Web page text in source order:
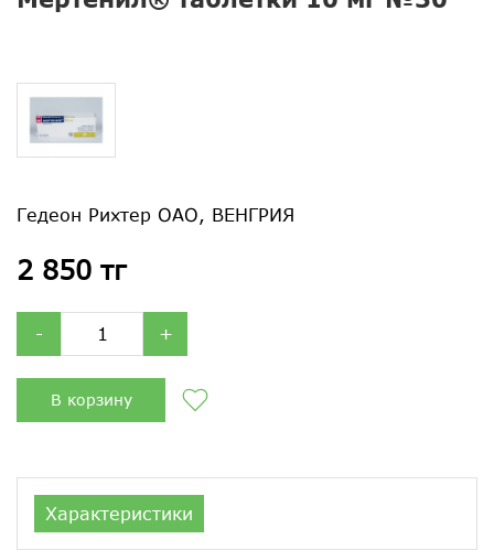
Гедеон Рихтер ОАО, ВЕНГРИЯ
2 850 тг
- +
В корзину
Характеристики